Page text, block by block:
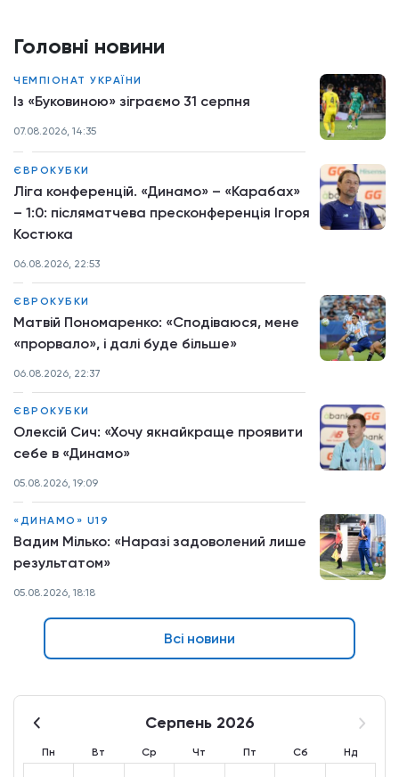
Головні новини
ЧЕМПІОНАТ УКРАЇНИ
Із «Буковиною» зіграємо 31 серпня
07.08.2026, 14:35
ЄВРОКУБКИ
Ліга конференцій. «Динамо» – «Карабах»
– 1:0: післяматчева пресконференція Ігоря
Костюка
06.08.2026, 22:53
ЄВРОКУБКИ
Матвій Пономаренко: «Сподіваюся, мене
«прорвало», і далі буде більше»
06.08.2026, 22:37
ЄВРОКУБКИ
Олексій Сич: «Хочу якнайкраще проявити
себе в «Динамо»
05.08.2026, 19:09
«ДИНАМО» U19
Вадим Мілько: «Наразі задоволений лише
результатом»
05.08.2026, 18:18
Всі новини
Серпень 2026
Пн Вт Ср Чт Пт Сб Нд